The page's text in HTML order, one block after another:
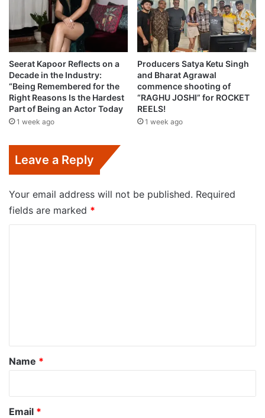
Seerat Kapoor Reflects on a
Decade in the Industry:
“Being Remembered for the
Right Reasons Is the Hardest
Part of Being an Actor Today
1 week ago
Producers Satya Ketu Singh
and Bharat Agrawal
commence shooting of
“RAGHU JOSHI” for ROCKET
REELS!
1 week ago
Leave a Reply
Your email address will not be published. Required
fields are marked *
*
Name *
Email *